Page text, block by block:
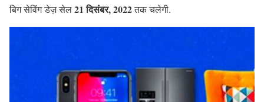
बिग सेविंग डेज़ सेल21 दिसंबर, 2022तक चलेगी.